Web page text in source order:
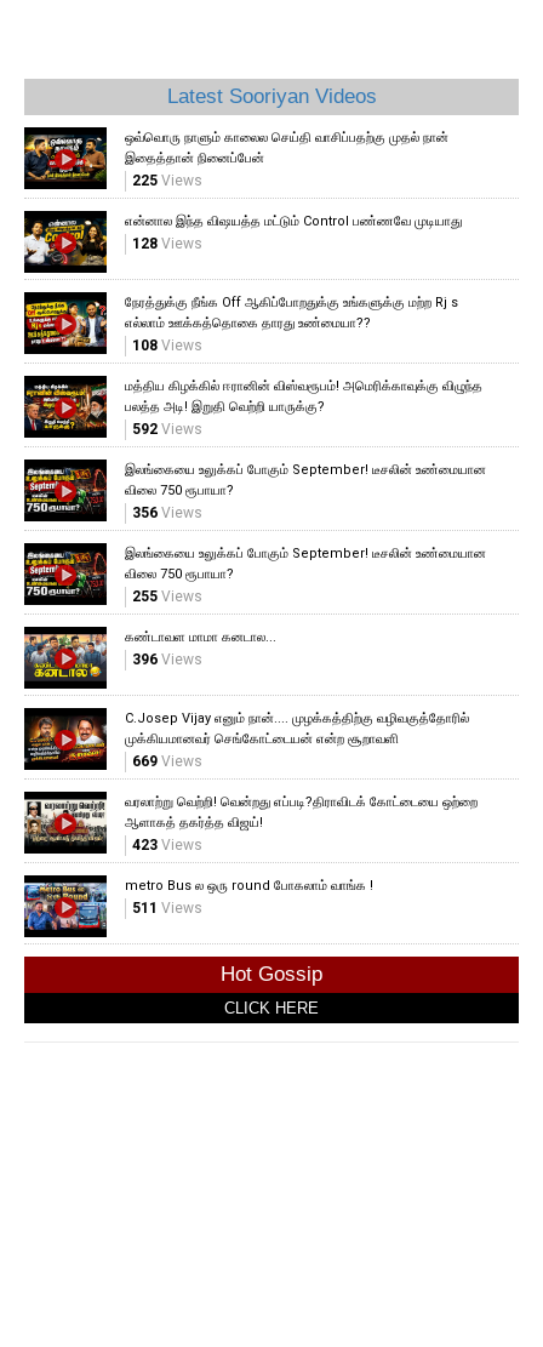
Latest Sooriyan Videos
ஒவ்வொரு நாளும் காலைல செய்தி வாசிப்பதற்கு முதல் நான்
இதைத்தான் நினைப்பேன்
225Views
என்னால இந்த விஷயத்த மட்டும் Control பண்ணவே முடியாது
128Views
நேரத்துக்கு நீங்க Off ஆகிப்போறதுக்கு உங்களுக்கு மற்ற Rj s
எல்லாம் ஊக்கத்தொகை தாரது உண்மையா??
108Views
மத்திய கிழக்கில் ஈரானின் விஸ்வரூபம்! அமெரிக்காவுக்கு விழுந்த
பலத்த அடி! இறுதி வெற்றி யாருக்கு?
592Views
இலங்கையை உலுக்கப் போகும் September! டீசலின் உண்மையான
விலை 750 ரூபாயா?
356Views
இலங்கையை உலுக்கப் போகும் September! டீசலின் உண்மையான
விலை 750 ரூபாயா?
255Views
கண்டாவள மாமா கனடால...
396Views
C.Josep Vijay எனும் நான்.... முழக்கத்திற்கு வழிவகுத்தோரில்
முக்கியமானவர் செங்கோட்டையன் என்ற சூறாவளி
669Views
வரலாற்று வெற்றி! வென்றது எப்படி?திராவிடக் கோட்டையை ஒற்றை
ஆளாகத் தகர்த்த விஜய்!
423Views
metro Bus ல ஒரு round போகலாம் வாங்க !
511 Views
Hot Gossip
CLICK HERE